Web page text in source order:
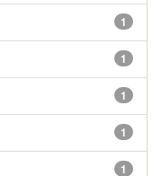
1
1
1
1
1